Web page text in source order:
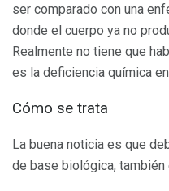
ser comparado con una
donde el cuerpo ya no
Realmente no tiene que
es la deficiencia química
Cómo se trata
La buena noticia es que
de base biológica, también